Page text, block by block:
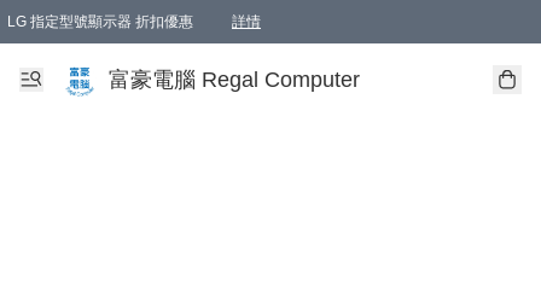
LG 指定型號顯示器 折扣優惠 詳情
富豪電腦 Regal Computer